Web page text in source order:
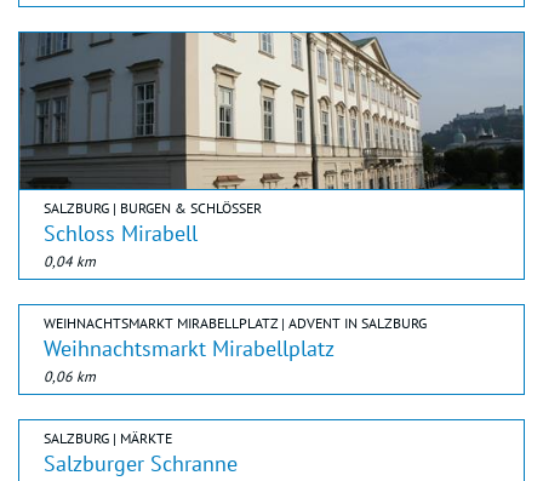
SALZBURG | BURGEN & SCHLÖSSER
Schloss Mirabell
0,04 km
WEIHNACHTSMARKT MIRABELLPLATZ | ADVENT IN SALZBURG
Weihnachtsmarkt Mirabellplatz
0,06 km
SALZBURG | MÄRKTE
Salzburger Schranne